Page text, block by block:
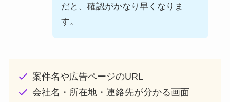
だと、確認がかなり早くなりま
す。
案件名や広告ページのURL
会社名・所在地・連絡先が分かる画面